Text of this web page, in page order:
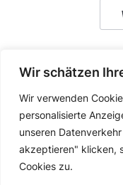
Wir schätzen
Wir verwenden
personalisierte
unseren
akzeptieren" klicken,
Cookies zu.